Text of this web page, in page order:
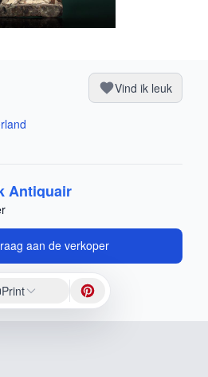
Vind ik leuk
Antiquair
aan de verkoper
Print